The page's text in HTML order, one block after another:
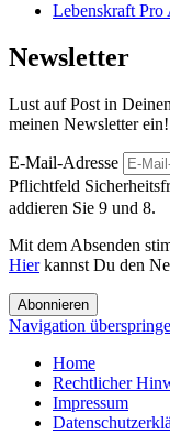
Lebenskraft Pro
Newsletter
Lust auf Post in
meinen Newsletter ein!
E-Mail-Adresse
Pflichtfeld
addieren Sie 9 und 8.
Mit dem Absenden
Hierkannst Du den
Abonnieren
Navigation
Home
Rechtlicher
Impressum